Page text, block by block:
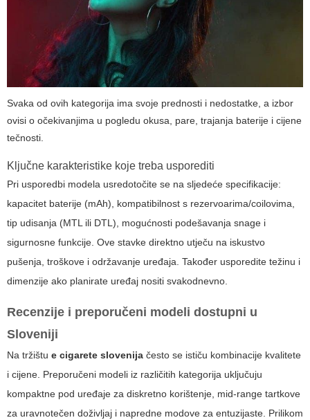
Svaka od ovih kategorija ima svoje prednosti i nedostatke, a izbor
ovisi o očekivanjima u pogledu okusa, pare, trajanja baterije i cijene
tečnosti.
Ključne karakteristike koje treba usporediti
Pri usporedbi modela usredotočite se na sljedeće specifikacije:
kapacitet baterije (mAh), kompatibilnost s rezervoarima/coilovima,
tip udisanja (MTL ili DTL), mogućnosti podešavanja snage i
sigurnosne funkcije. Ove stavke direktno utječu na iskustvo
pušenja, troškove i održavanje uređaja. Također usporedite težinu i
dimenzije ako planirate uređaj nositi svakodnevno.
Recenzije i preporučeni modeli dostupni u
Sloveniji
Na tržištu e cigarete slovenija često se ističu kombinacije kvalitete
i cijene. Preporučeni modeli iz različitih kategorija uključuju
kompaktne pod uređaje za diskretno korištenje, mid-range tartkove
za uravnotečen doživljaj i napredne modove za entuzijaste. Prilikom